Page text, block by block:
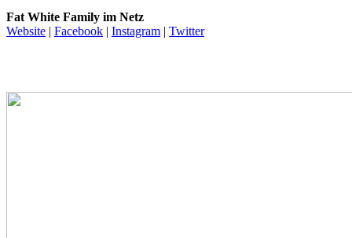
Fat White Family im Netz
Website | Facebook | Instagram | Twitter